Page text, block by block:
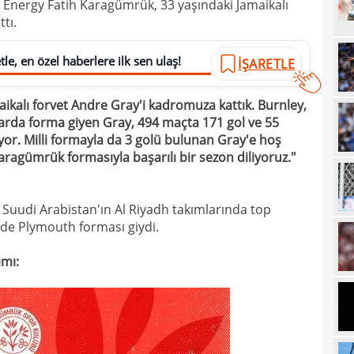
Fatih Karagümrük, 33 yaşındaki Jamaikalı
en özel haberlere ilk sen ulaş! İŞARETLE
forvet Andre Gray'i kadromuza kattık. Burnley,
forma giyen Gray, 494 maçta 171 gol ve 55
Milli formayla da 3 golü bulunan Gray'e hoş
formasıyla başarılı bir sezon diliyoruz."
Arabistan'ın Al Riyadh takımlarında top
Plymouth forması giydi.
İki